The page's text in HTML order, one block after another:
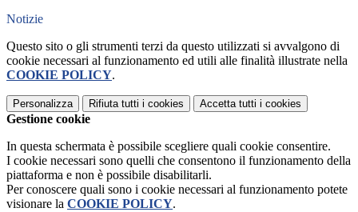
Notizie
Questo sito o gli strumenti terzi da questo utilizzati si avvalgono di
cookie necessari al funzionamento ed utili alle finalità illustrate nella
COOKIE POLICY.
Personalizza Rifiuta tutti i cookies Accetta tutti i cookies
Gestione cookie
In questa schermata è possibile scegliere quali cookie consentire.
I cookie necessari sono quelli che consentono il funzionamento della
piattaforma e non è possibile disabilitarli.
Per conoscere quali sono i cookie necessari al funzionamento potete
visionare la COOKIE POLICY.